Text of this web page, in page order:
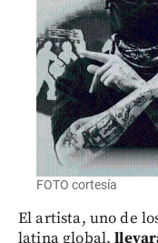
FOTO cortesía
El artista, uno de
latina global,